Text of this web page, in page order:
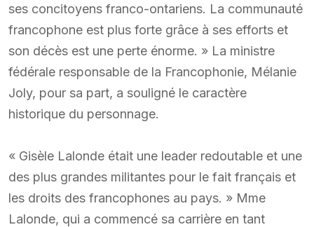
ses concitoyens franco-ontariens. La communauté
francophone est plus forte grâce à ses efforts et
son décès est une perte énorme. » La ministre
fédérale responsable de la Francophonie, Mélanie
Joly, pour sa part, a souligné le caractère
historique du personnage.
« Gisèle Lalonde était une leader redoutable et une
des plus grandes militantes pour le fait français et
les droits des francophones au pays. » Mme
Lalonde, qui a commencé sa carrière en tant